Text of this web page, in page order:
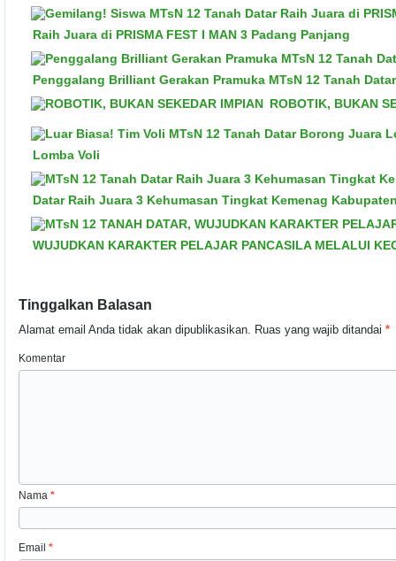
Raih Juara di PRISMA FEST I MAN 3 Padang Panjang
Penggalang Brilliant Gerakan Pramuka MTsN 12 Tanah
ROBOTIK, BUKAN
Lomba Voli
Datar Raih Juara 3 Kehumasan Tingkat Kemenag
WUJUDKAN KARAKTER PELAJAR PANCASILA MELALUI
Tinggalkan Balasan
Alamat email Anda tidak akan dipublikasikan. Ruas yang wajib ditandai *
Komentar
Nama *
Email *